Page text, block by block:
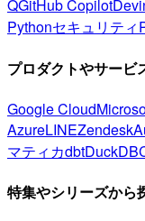
QGitHub Copilot
Pythonセキュリティ
プロダクトやサービ
Google Cloud
AzureLINEZendesk
マティカdbtDuckDB
特集やシリーズから